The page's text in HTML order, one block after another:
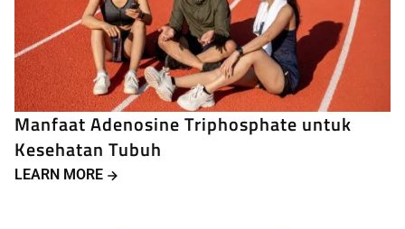
Manfaat Adenosine Triphosphate untuk
Kesehatan Tubuh
LEARN MORE